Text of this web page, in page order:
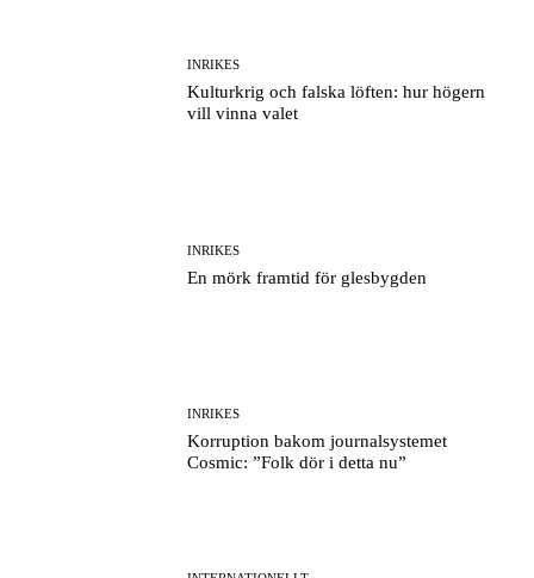
INRIKES
Kulturkrig och falska löften: hur högern
vill vinna valet
INRIKES
En mörk framtid för glesbygden
INRIKES
Korruption bakom journalsystemet
Cosmic: ”Folk dör i detta nu”